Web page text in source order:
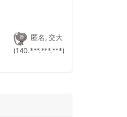
匿名, 交大
(140.***.***.***)